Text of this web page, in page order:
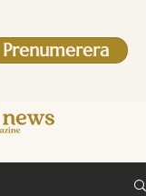
Prenumerera